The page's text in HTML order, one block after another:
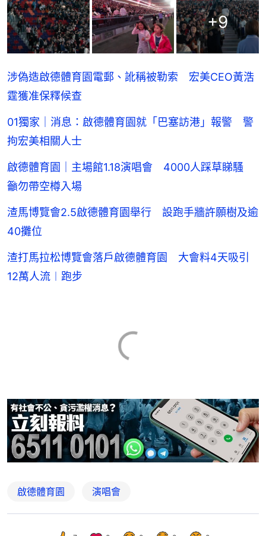
+9
涉偽造啟德體育園電郵、訛稱被勒索 宏美CEO黃浩
霆獲准保釋候查
01獨家｜消息：啟德體育園就「巴塞訪港」報警 警
拘宏美相關人士
啟德體育園｜主場館1.18演唱會 4000人踩草睇騷
籲勿帶空樽入場
渣馬博覽會2.5啟德體育園舉行 設跑手牆許願樹及逾
40攤位
渣打馬拉松博覽會落戶啟德體育園 大會料4天吸引
12萬人流︱跑步
啟德體育園 演唱會